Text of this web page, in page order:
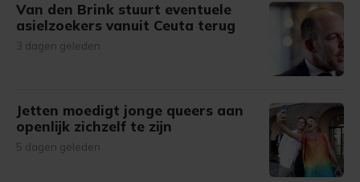
onze cookiepagina kun je ons cookiebeleid bekijken en je
gemaakte keuze altijd wijzigen of intrekken.
Van den Brink stuurt eventuele
asielzoekers vanuit Ceuta terug
3 dagen geleden
Jetten moedigt jonge queers aan
openlijk zichzelf te zijn
5 dagen geleden